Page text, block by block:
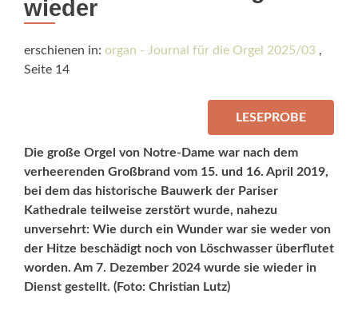
wieder
erschienen in: organ - Journal für die Orgel 2025/03 ,
Seite 14
LESEPROBE
Die große Orgel von Notre-Dame war nach dem
verheerenden Großbrand vom 15. und 16. April 2019,
bei dem das historische Bauwerk der Pariser
Kathedrale teilweise zerstört wurde, nahezu
unversehrt: Wie durch ein Wunder war sie weder von
der Hitze beschädigt noch von Löschwasser überflutet
worden. Am 7. Dezember 2024 wurde sie wieder in
Dienst gestellt. (Foto: Christian Lutz)